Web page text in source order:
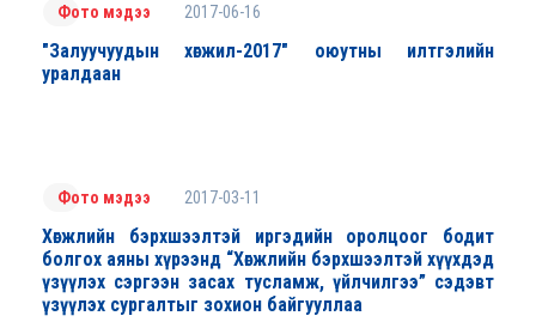
Фото мэдээ 2017-06-16
"Залуучуудын хөгжил-2017" оюутны илтгэлийн
уралдаан
Фото мэдээ 2017-03-11
Хөгжлийн бэрхшээлтэй иргэдийн оролцоог бодит
болгох аяны хүрээнд “Хөгжлийн бэрхшээлтэй хүүхдэд
үзүүлэх сэргээн засах тусламж, үйлчилгээ” сэдэвт
үзүүлэх сургалтыг зохион байгууллаа